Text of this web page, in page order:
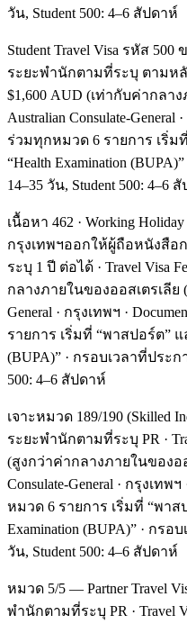
วัน, Student 500: 4–6 สัปดาห์
Student Travel Visa รหัส
ระยะพำนักตามที่ระบุ ตามหลั
$1,600 AUD (เท่ากับค่ากลา
Australian Consulate-General
ร่วมทุกหมวด 6 รายการ เริ่ม
“Health Examination
14–35 วัน, Student 500: 4–6
เนื้อหา 462 · Working Holiday
กรุงเทพฯออกให้ผู้ถือหนังสือ
ระบุ 1 ปี ต่อได้ · Travel Visa
กลางภายในของออสเตรเลีย
General · กรุงเทพฯ ·
รายการ เริ่มที่ “พาสปอร์ต” แ
(BUPA)” · กรอบเวลาที่ประก
500: 4–6 สัปดาห์
เจาะหมวด 189/190 (Skilled
ระยะพำนักตามที่ระบุ PR ·
(สูงกว่าค่ากลางภายในของออ
Consulate-General · กรุงเทพ
หมวด 6 รายการ เริ่มที่ “พาส
Examination (BUPA)” · กรอ
วัน, Student 500: 4–6 สัปดาห์
หมวด 5/5 — Partner Travel
พำนักตามที่ระบุ PR · Travel